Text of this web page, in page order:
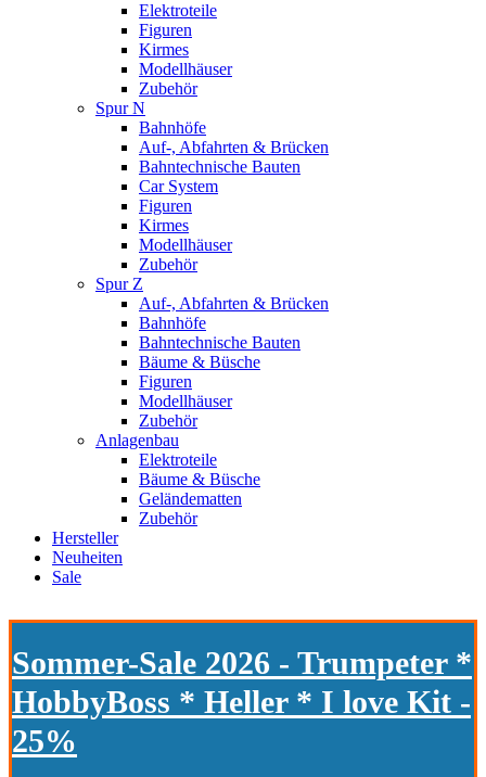
Elektroteile
Figuren
Kirmes
Modellhäuser
Zubehör
Spur N
Bahnhöfe
Auf-, Abfahrten & Brücken
Bahntechnische Bauten
Car System
Figuren
Kirmes
Modellhäuser
Zubehör
Spur Z
Auf-, Abfahrten & Brücken
Bahnhöfe
Bahntechnische Bauten
Bäume & Büsche
Figuren
Modellhäuser
Zubehör
Anlagenbau
Elektroteile
Bäume & Büsche
Geländematten
Zubehör
Hersteller
Neuheiten
Sale
Sommer-Sale 2026 - Trumpeter *
HobbyBoss * Heller * I love Kit -
25%